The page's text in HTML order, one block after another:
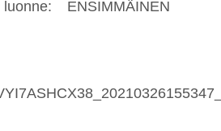
ENSIMMÄINEN